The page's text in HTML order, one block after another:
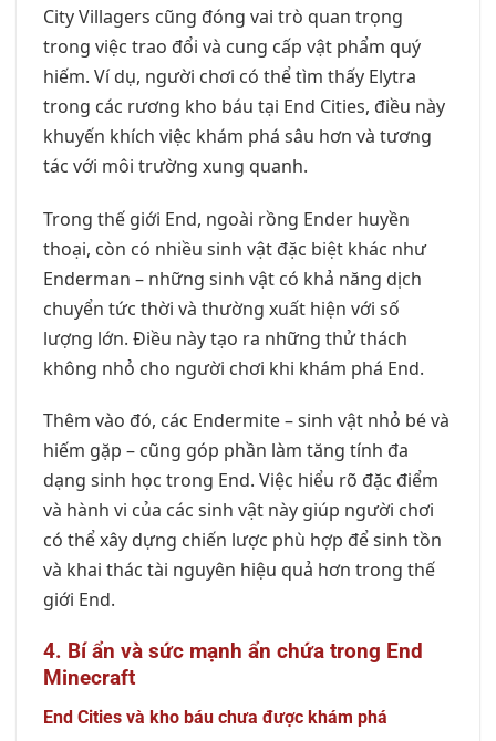
City Villagers cũng đóng vai trò quan trọng
trong việc trao đổi và cung cấp vật phẩm quý
hiếm. Ví dụ, người chơi có thể tìm thấy Elytra
trong các rương kho báu tại End Cities, điều này
khuyến khích việc khám phá sâu hơn và tương
tác với môi trường xung quanh.
Trong thế giới End, ngoài rồng Ender huyền
thoại, còn có nhiều sinh vật đặc biệt khác như
Enderman – những sinh vật có khả năng dịch
chuyển tức thời và thường xuất hiện với số
lượng lớn. Điều này tạo ra những thử thách
không nhỏ cho người chơi khi khám phá End.
Thêm vào đó, các Endermite – sinh vật nhỏ bé và
hiếm gặp – cũng góp phần làm tăng tính đa
dạng sinh học trong End. Việc hiểu rõ đặc điểm
và hành vi của các sinh vật này giúp người chơi
có thể xây dựng chiến lược phù hợp để sinh tồn
và khai thác tài nguyên hiệu quả hơn trong thế
giới End.
4. Bí ẩn và sức mạnh ẩn chứa trong End
Minecraft
End Cities và kho báu chưa được khám phá